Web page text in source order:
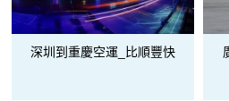
深圳到重慶空運_比順豐快